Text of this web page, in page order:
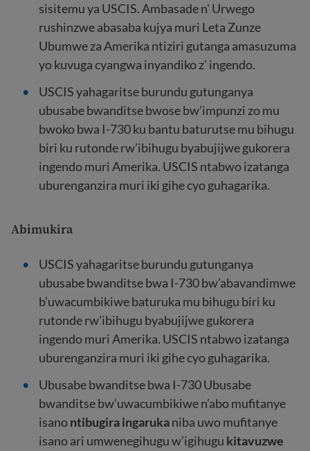
sisitemu ya USCIS. Ambasade n' Urwego
rushinzwe abasaba kujya muri Leta Zunze
Ubumwe za Amerika ntiziri gutanga amasuzuma
yo kuvuga cyangwa inyandiko z' ingendo.
USCIS yahagaritse burundu gutunganya
ubusabe bwanditse bwose bw’impunzi zo mu
bwoko bwa I-730 ku bantu baturutse mu bihugu
biri ku rutonde rw’ibihugu byabujijwe gukorera
ingendo muri Amerika. USCIS ntabwo izatanga
uburenganzira muri iki gihe cyo guhagarika.
Abimukira
USCIS yahagaritse burundu gutunganya
ubusabe bwanditse bwa I-730 bw’abavandimwe
b’uwacumbikiwe baturuka mu bihugu biri ku
rutonde rw’ibihugu byabujijwe gukorera
ingendo muri Amerika. USCIS ntabwo izatanga
uburenganzira muri iki gihe cyo guhagarika.
Ubusabe bwanditse bwa I-730 Ubusabe
bwanditse bw’uwacumbikiwe n’abo mufitanye
isanontibugira ingarukaniba uwo mufitanye
isano ari umwenegihugu w’igihugu kitavuzwe